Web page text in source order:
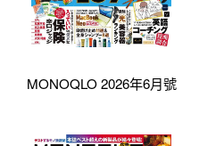
MONOQLO 2026年6月號